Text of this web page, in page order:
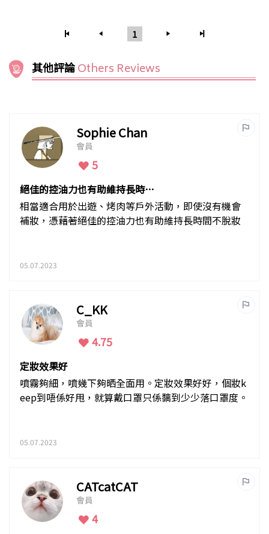
1
其他評論Others Reviews
Sophie Chan
會員
5
絕佳的控油力也有助維持長時間
不脫妝
相當適合用於出遊、烤肉等戶外活動，即使沒有機會
補妝，憑藉著絕佳的控油力也有助維持長時間不脫妝
05.07.2023
C_KK
會員
4.75
定妝效果好
噴霧夠細，噴幾下夠晒全面用。定妝效果好好，個妝k
eep到唔係好甩，就算戴口罩只係黐到少少落口罩度。
05.07.2023
CATcatCAT
會員
4